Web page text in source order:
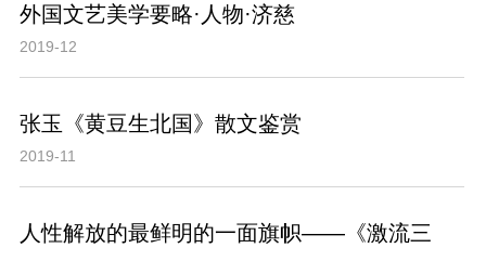
外国文艺美学要略·人物·济慈
2019-12
张玉《黄豆生北国》散文鉴赏
2019-11
人性解放的最鲜明的一面旗帜——《激流三